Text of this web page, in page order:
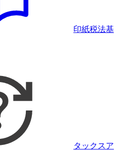
印紙税法基
タックスア